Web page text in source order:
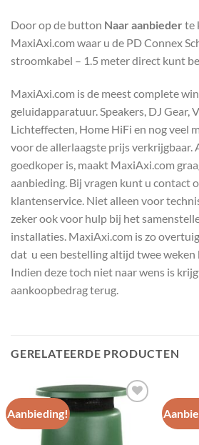
Door op de button Naar aanbieder te
MaxiAxi.com waar u de PD Connex
stroomkabel – 1.5 meter direct kunt
MaxiAxi.com is de meest complete
geluidapparatuur. Speakers, DJ Gear,
Lichteffecten, Home HiFi en nog veel
voor de allerlaagste prijs verkrijgbaar.
goedkoper is, maakt MaxiAxi.com
aanbieding. Bij vragen kunt u contact
klantenservice. Niet alleen voor
zeker ook voor hulp bij het
installaties. MaxiAxi.com is zo
dat u een bestelling altijd twee weken
Indien deze toch niet naar wens is
aankoopbedrag terug.
GERELATEERDE PRODUCTEN
Aanbieding!
Toevoegen